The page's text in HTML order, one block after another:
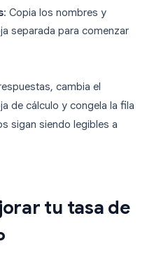
: Copia los nombres y
separada para comenzar
cambia el
de cálculo y congela la fila
sigan siendo legibles a
tu tasa de